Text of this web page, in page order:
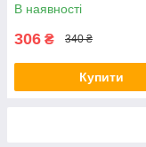
В наявності
306 ₴ 340 ₴
Купити